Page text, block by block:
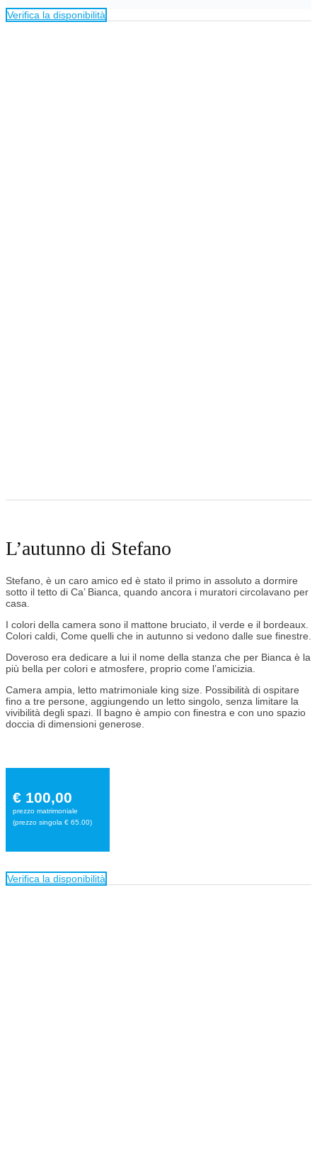
Verifica la disponibilità
L’autunno di Stefano
Stefano, è un caro amico ed è stato il primo in assoluto a dormire
sotto il tetto di Ca’ Bianca, quando ancora i muratori circolavano per
casa.
I colori della camera sono il mattone bruciato, il verde e il bordeaux.
Colori caldi, Come quelli che in autunno si vedono dalle sue finestre.
Doveroso era dedicare a lui il nome della stanza che per Bianca è la
più bella per colori e atmosfere, proprio come l’amicizia.
Camera ampia, letto matrimoniale king size. Possibilità di ospitare
fino a tre persone, aggiungendo un letto singolo, senza limitare la
vivibilità degli spazi. Il bagno è ampio con finestra e con uno spazio
doccia di dimensioni generose.
€ 100,00
prezzo matrimoniale
(prezzo singola € 65.00)
Verifica la disponibilità